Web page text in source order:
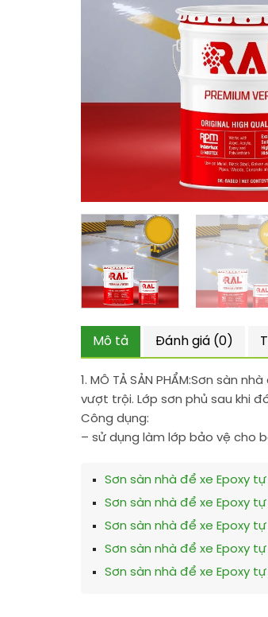
Mô tả Đánh giá (0)
1. MÔ TẢ SẢN PHẨM:Sơn sàn nhà
vượt trội. Lớp sơn phủ sau khi
Công dụng:
– sử dụng làm lớp bảo vệ cho
Sơn sàn nhà để xe Epoxy tự
Sơn sàn nhà để xe Epoxy tự
Sơn sàn nhà để xe Epoxy tự
Sơn sàn nhà để xe Epoxy tự
Sơn sàn nhà để xe Epoxy tự